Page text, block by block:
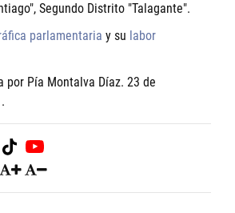
Segundo Distrito "Talagante".
parlamentaria y su labor
por Pía Montalva Díaz. 23 de